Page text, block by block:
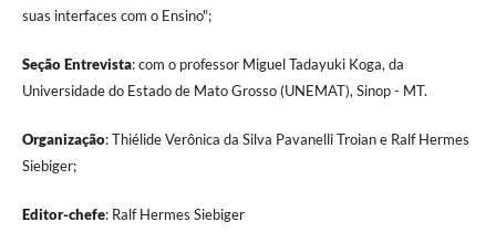
suas interfaces com o Ensino";
Seção Entrevista: com o professor Miguel Tadayuki Koga, da
Universidade do Estado de Mato Grosso (UNEMAT), Sinop - MT.
Organização: Thiélide Verônica da Silva Pavanelli Troian e Ralf Hermes
Siebiger;
Editor-chefe: Ralf Hermes Siebiger